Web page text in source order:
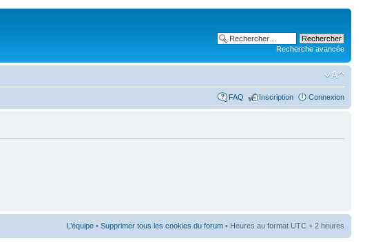
Recherche avancée
FAQ Inscription Connexion
L’équipe • Supprimer tous les cookies du forum • Heures au format UTC + 2 heures